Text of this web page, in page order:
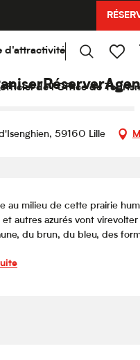
Réserver
de l'Office de
d'attractivité
Agenda
14:00 à 16:00
:
59160 Lille
au milieu de cette prairie
autres azurés vont
du brun, du bleu, des